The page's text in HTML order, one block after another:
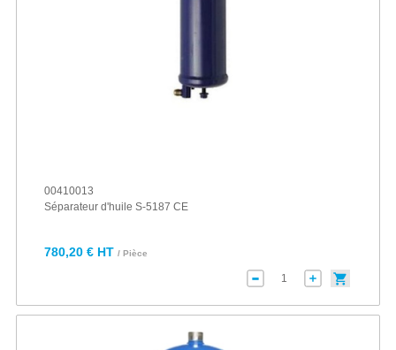
00410013
Séparateur d'huile S-5187 CE
780,20 € HT / Pièce